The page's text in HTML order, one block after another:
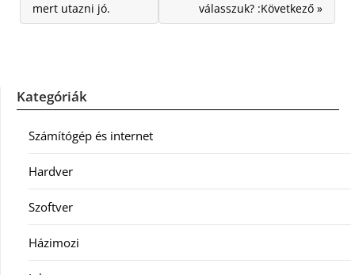
mert utazni jó.
válasszuk? :Következő »
Kategóriák
Számítógép és internet
Hardver
Szoftver
Házimozi